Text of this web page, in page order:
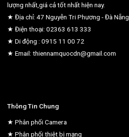
lượng nhất,giá cả tốt nhất hiện nay.
★ Địa chỉ: 47 Nguyễn Tri Phương - Đà Nẵng
★ Điện thoại: 02363 613 333
★ Di động : 0915 11 00 72
★ Email: thiennamquocdn@gmail.com
Thông Tin Chung
★ Phân phối Camera
★ Phân phối thiêt bị mạng